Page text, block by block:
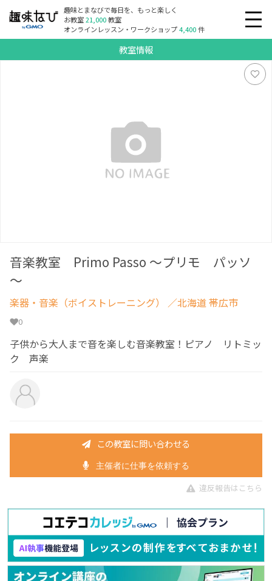
趣味とまなびで毎日を、もっと楽しく
お教室21,000教室
オンラインレッスン・ワークショップ4,400件
教室情報
音楽教室 Primo Passo ～プリモ パッソ
～
楽器・音楽（ボイストレーニング） ／北海道 帯広市
0
子供から大人まで音を楽しむ音楽教室！ピアノ リトミッ
ク 声楽
この教室に問い合わせる
主催者に仕事を依頼する
違反報告はこちら